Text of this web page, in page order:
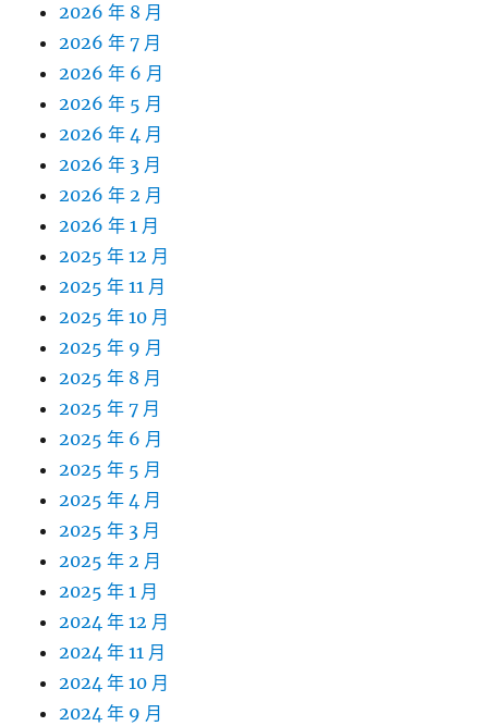
2026 年 8 月
2026 年 7 月
2026 年 6 月
2026 年 5 月
2026 年 4 月
2026 年 3 月
2026 年 2 月
2026 年 1 月
2025 年 12 月
2025 年 11 月
2025 年 10 月
2025 年 9 月
2025 年 8 月
2025 年 7 月
2025 年 6 月
2025 年 5 月
2025 年 4 月
2025 年 3 月
2025 年 2 月
2025 年 1 月
2024 年 12 月
2024 年 11 月
2024 年 10 月
2024 年 9 月